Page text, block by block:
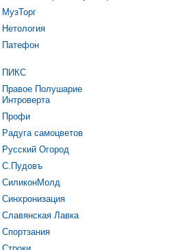
МузТорг
Нетология
Патефон
ПИКС
Правое Полушарие
Интроверта
Профи
Радуга самоцветов
Русский Огород
С.Пудовъ
СиликонМолд
Синхронизация
Славянская Лавка
Спортзания